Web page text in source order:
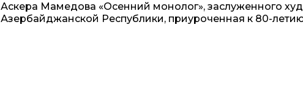
Аскера Мамедова «Осенний монолог», заслуженного
Азербайджанской Республики, приуроченная к 80-